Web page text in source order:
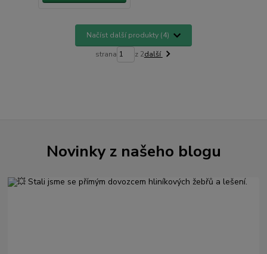
Načíst další produkty (4)
strana z 2další
Novinky z našeho blogu